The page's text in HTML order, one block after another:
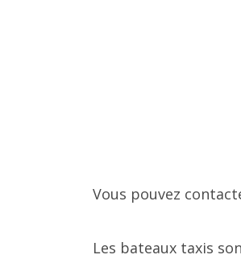
Vous pouvez
Les bateaux taxis